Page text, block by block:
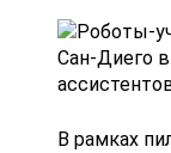
В рамках